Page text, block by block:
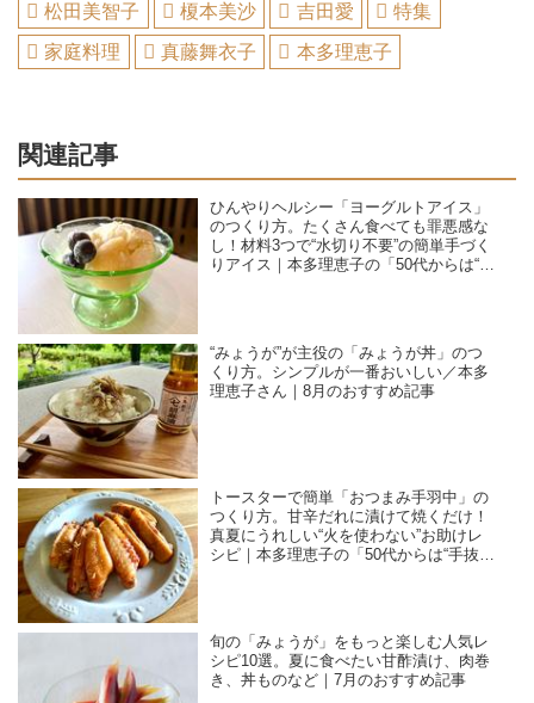
松田美智子
榎本美沙 吉田愛
特集
家庭料理
真藤舞衣子 本多理恵子
関連記事
ひんやりヘルシー「ヨーグルトアイス」
のつくり方。たくさん食べても罪悪感な
し！材料3つで“水切り不要”の簡単手づく
りアイス｜本多理恵子の「50代からは“手
“みょうが”が主役の「みょうが丼」のつ
くり方。シンプルが一番おいしい／本多
理恵子さん｜8月のおすすめ記事
トースターで簡単「おつまみ手羽中」の
つくり方。甘辛だれに漬けて焼くだけ！
真夏にうれしい“火を使わない”お助けレ
シピ｜本多理恵子の「50代からは“手抜
旬の「みょうが」をもっと楽しむ人気レ
シピ10選。夏に食べたい甘酢漬け、肉巻
き、丼ものなど｜7月のおすすめ記事